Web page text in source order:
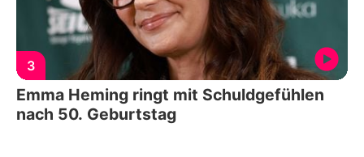
3
Emma Heming ringt mit Schuldgefühlen
nach 50. Geburtstag